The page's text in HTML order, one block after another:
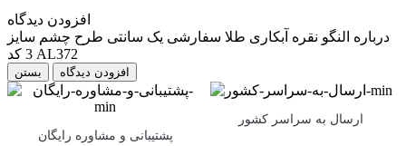
افزودن دیدگاه
درباره النگو نقره آبکاری طلا سفارشی یک سانتی طرح چشم سایز
3 کد AL372
بستن
پشتیبانی و مشاوره رایگان
ارسال به سراسر کشور